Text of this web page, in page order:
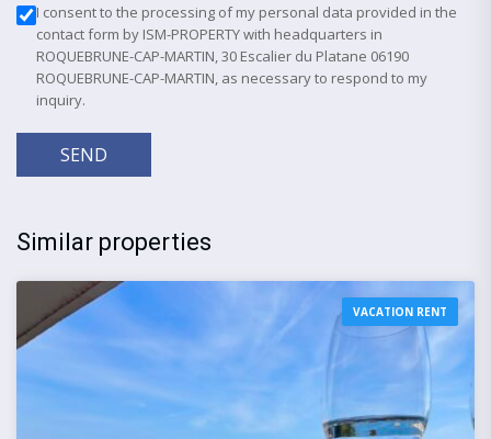
I consent to the processing of my personal data provided in the
contact form by ISM-PROPERTY with headquarters in
ROQUEBRUNE-CAP-MARTIN, 30 Escalier du Platane 06190
ROQUEBRUNE-CAP-MARTIN, as necessary to respond to my
inquiry.
SEND
Similar properties
VACATION RENT